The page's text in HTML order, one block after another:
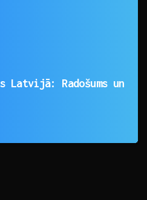
Latvijā: Radošums un